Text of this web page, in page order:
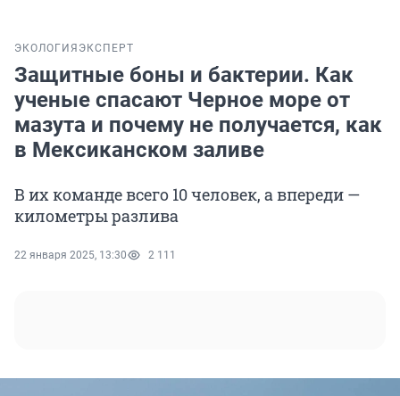
ЭКОЛОГИЯ ЭКСПЕРТ
Защитные боны и бактерии. Как
ученые спасают Черное море от
мазута и почему не получается, как
в Мексиканском заливе
В их команде всего 10 человек, а впереди —
километры разлива
22 января 2025, 13:30 2 111